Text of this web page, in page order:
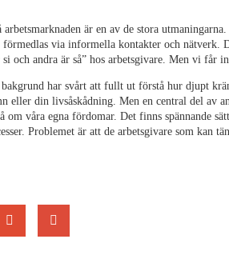
är en av de stora
förmedlas via informella kontakter och nätverk.
och andra är så” hos arbetsgivare. Men vi får
bakgrund har svårt att fullt ut förstå hur djupt
eller din livsåskådning. Men en central del av
om våra egna fördomar. Det finns spännande
Problemet är att de arbetsgivare som kan